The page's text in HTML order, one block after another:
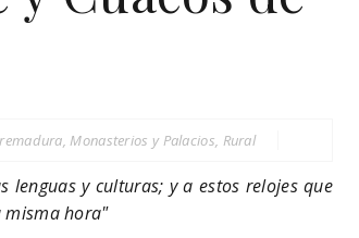
,Monasterios y Palacios, Rural
y culturas; y a estos relojes que
misma hora"